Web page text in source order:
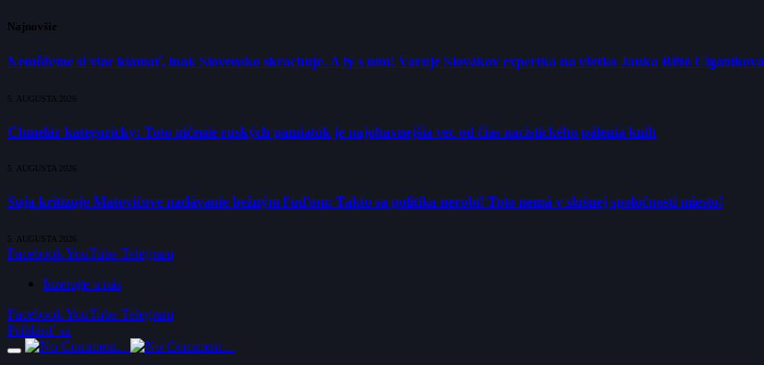
Najnovšie
Nemôžeme si viac klamať, inak Slovensko skrachuje. A ty s ním! Varuje Slovákov expertka na všetko Janka Bittó Cigániková
5. AUGUSTA 2026
Chmelár kategoricky: Toto ničenie ruských pamiatok je najohavnejšia vec od čias nacistického pálenia kníh
5. AUGUSTA 2026
Suja kritizuje Matovičove nadávanie bežným ľuďom: Takto sa politika nerobí! Toto nemá v slušnej spoločnosti miesto!
5. AUGUSTA 2026
FacebookYouTube Telegram
Inzerujte u nás
FacebookYouTube Telegram
Prihlásiť sa